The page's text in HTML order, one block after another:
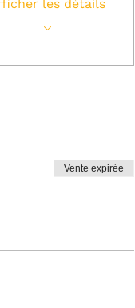
les détails
Vente expirée